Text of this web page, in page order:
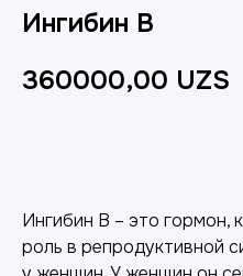
Ингибин B
360000,00 UZS
Ингибин B – это гормон,
роль в репродуктивной